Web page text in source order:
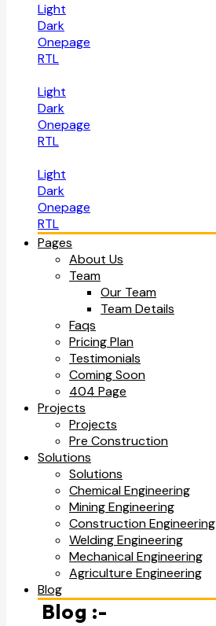
Light
Dark
Onepage
RTL
Light
Dark
Onepage
RTL
Light
Dark
Onepage
RTL
Pages
About Us
Team
Our Team
Team Details
Faqs
Pricing Plan
Testimonials
Coming Soon
404 Page
Projects
Projects
Pre Construction
Solutions
Solutions
Chemical Engineering
Mining Engineering
Construction Engineering
Welding Engineering
Mechanical Engineering
Agriculture Engineering
Blog
Blog :-